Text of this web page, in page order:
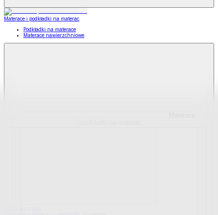
Materace i podkładki na materac
Podkładki na materace
Materace nawierzchniowe